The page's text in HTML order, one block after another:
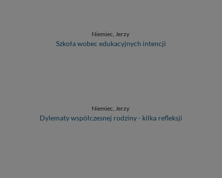
Niemiec, Jerzy
Szkoła wobec edukacyjnych intencji
Niemiec, Jerzy
Dylematy współczesnej rodziny - kilka refleksji